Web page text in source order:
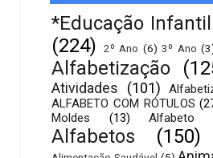
*Educação Infantil
(224)
2º Ano (6) 3º Ano
Alfabetização
Atividades
(101)
ALFABETO COM RÓTULOS
Moldes
(13) Alfabeto
Alfabetos (150)